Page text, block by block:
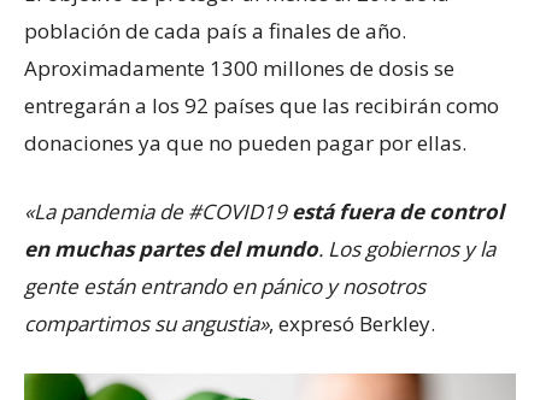
población de cada país a finales de año.
Aproximadamente 1300 millones de dosis se
entregarán a los 92 países que las recibirán como
donaciones ya que no pueden pagar por ellas.
«La pandemia de #COVID19está fuera de control
en muchas partes del mundo. Los gobiernos y la
gente están entrando en pánico y nosotros
compartimos su angustia», expresó Berkley.